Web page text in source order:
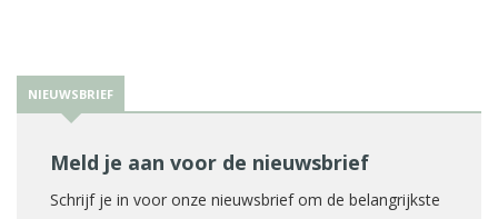
NIEUWSBRIEF
Meld je aan voor de nieuwsbrief
Schrijf je in voor onze nieuwsbrief om de belangrijkste